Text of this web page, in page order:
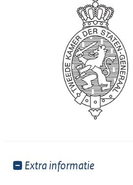
Toon
Extra informatie